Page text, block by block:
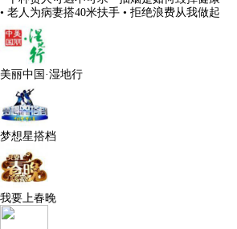
• 老人为病妻搭40米扶手 • 拒绝浪费从我做起
美丽中国·湿地行
梦想星搭档
我要上春晚